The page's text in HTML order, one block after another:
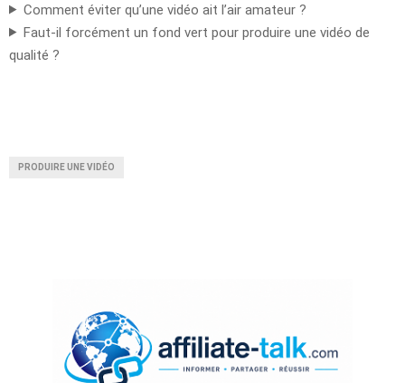
Comment éviter qu’une vidéo ait l’air amateur ?
Faut-il forcément un fond vert pour produire une vidéo de
qualité ?
PRODUIRE UNE VIDÉO